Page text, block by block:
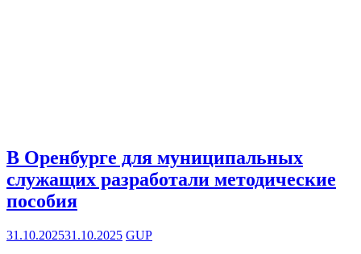
В Оренбурге для муниципальных
служащих разработали методические
пособия
31.10.202531.10.2025 GUP